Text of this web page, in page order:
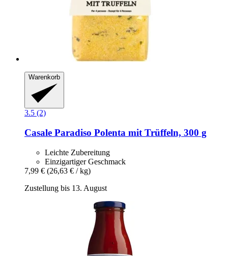
Warenkorb
3.5 (2)
Casale Paradiso Polenta mit Trüffeln, 300 g
Leichte Zubereitung
Einzigartiger Geschmack
7,99 € (26,63 € / kg)
Zustellung bis 13. August